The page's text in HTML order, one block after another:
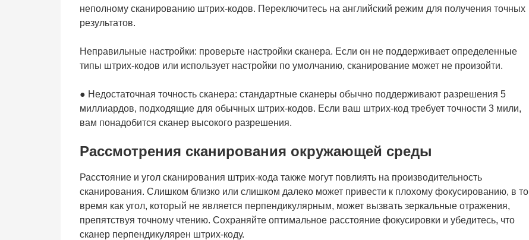
неполному сканированию штрих-кодов. Переключитесь на английский режим для получения точных
результатов.
Неправильные настройки: проверьте настройки сканера. Если он не поддерживает определенные
типы штрих-кодов или использует настройки по умолчанию, сканирование может не произойти.
● Недостаточная точность сканера: стандартные сканеры обычно поддерживают разрешения 5
миллиардов, подходящие для обычных штрих-кодов. Если ваш штрих-код требует точности 3 мили,
вам понадобится сканер высокого разрешения.
Рассмотрения сканирования окружающей среды
Расстояние и угол сканирования штрих-кода также могут повлиять на производительность
сканирования. Слишком близко или слишком далеко может привести к плохому фокусированию, в то
время как угол, который не является перпендикулярным, может вызвать зеркальные отражения,
препятствуя точному чтению. Сохраняйте оптимальное расстояние фокусировки и убедитесь, что
сканер перпендикулярен штрих-коду.